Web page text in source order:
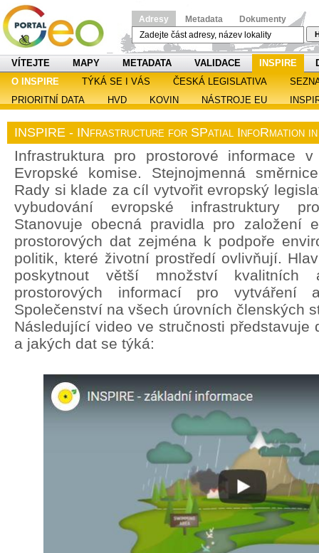
Adresy Metadata Dokumenty
VÍTEJTE MAPY METADATA VALIDACE INSPIRE
O INSPIRE
TÝKÁ SE I VÁS ČESKÁ LEGISLATIVA
PRIORITNÍ DATA
HVD KOVIN NÁSTROJE EU
INSPIRE - INfrastructure for SPatial InfoRmation
Infrastruktura pro prostorové informace
Evropské komise. Stejnojmenná
Rady si klade za cíl vytvořit evropský
vybudování evropské infrastruktury
Stanovuje obecná pravidla pro založení
prostorových dat zejména k podpoře
politik, které životní prostředí ovlivňují.
poskytnout větší množství kvalitních
prostorových informací pro vytváření
Společenství na všech úrovních členských
Následující video ve stručnosti představuje
a jakých dat se týká: